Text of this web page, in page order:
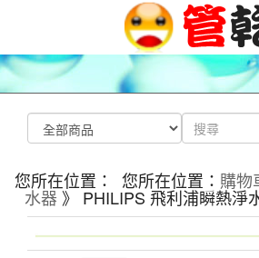
您所在位置： 您所在位置： 購物
水器》 PHILIPS 飛利浦瞬熱淨